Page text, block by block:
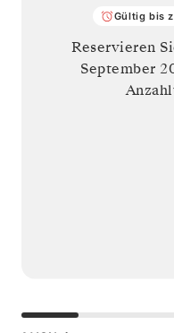
Gültig bis
Reservieren
September